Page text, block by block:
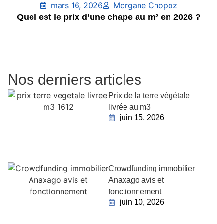
mars 16, 2026
Morgane Chopoz
Quel est le prix d’une chape au m² en 2026 ?
Nos derniers articles
Prix de la terre végétale
livrée au m3
juin 15, 2026
Crowdfunding immobilier
Anaxago avis et
fonctionnement
juin 10, 2026